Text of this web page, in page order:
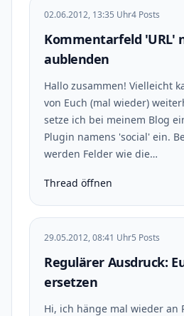
02.06.2012, 13:35 Uhr4 Posts
Kommentarfeld 'URL'
aublenden
Hallo zusammen! Vielleicht
von Euch (mal wieder)
setze ich bei meinem Blog
Plugin namens 'social' ein.
werden Felder wie die…
Thread öffnen
29.05.2012, 08:41 Uhr5 Posts
Regulärer Ausdruck:
ersetzen
Hi, ich hänge mal wieder an